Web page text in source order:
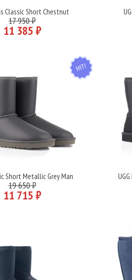
Подробнее
Classic Short Chestnut
17 950 ₽
11 385 ₽
HIT
Подробнее
Short Metallic Grey Man
19 650 ₽
11 715 ₽